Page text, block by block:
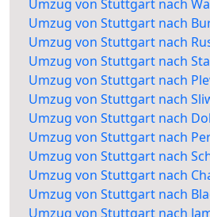
Umzug von Stuttgart nach
Umzug von Stuttgart nach
Umzug von Stuttgart nach
Umzug von Stuttgart nach
Umzug von Stuttgart nach
Umzug von Stuttgart nach
Umzug von Stuttgart nach
Umzug von Stuttgart nach
Umzug von Stuttgart nach
Umzug von Stuttgart nach
Umzug von Stuttgart nach
Umzug von Stuttgart nach